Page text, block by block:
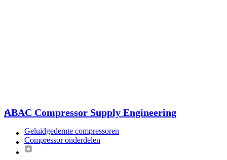
ABAC Compressor Supply Engineering
!
Geluidgedemte compressoren
Compressor onderdelen